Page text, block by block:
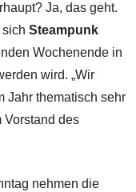
Ja, das geht.
Steampunk
Wochenende in
wird. „Wir
Jahr thematisch sehr
Vorstand des
nehmen die